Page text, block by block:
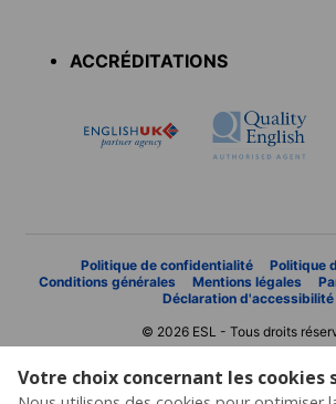
Votre choix concernant les cookies
ACCRÉDITATIONS
Politique de confidentialité
Politique
Conditions générales
Mentions légales
Déclaration d'accessibilité
© 2026 ESL - Tous droits